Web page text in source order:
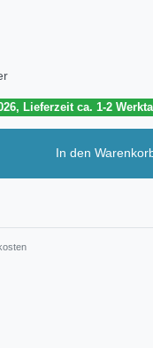
Lieferzeit ca. 1-2
In den